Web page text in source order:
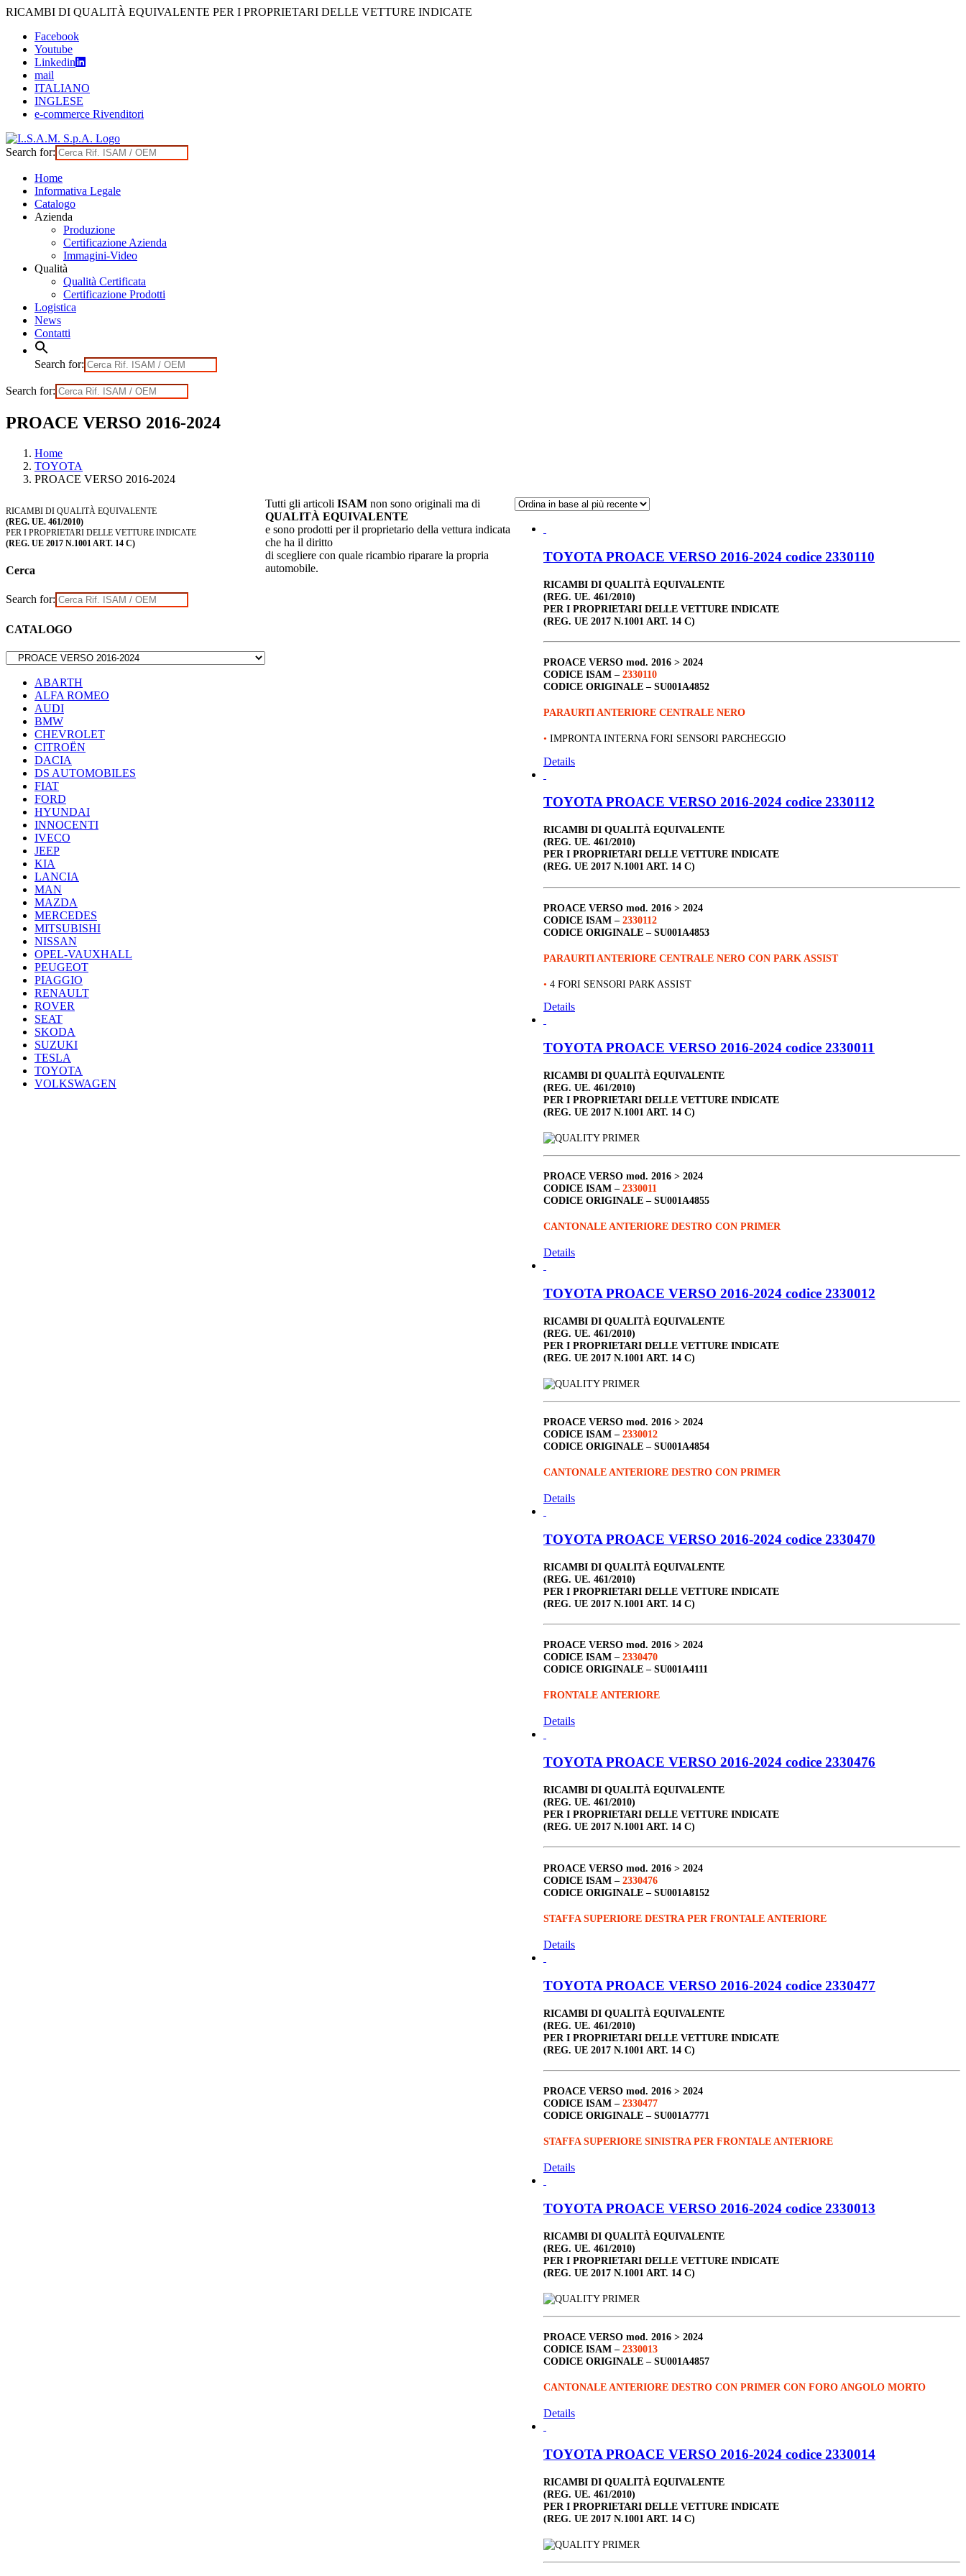
Skip
content
RICAMBI DI QUALITÀ EQUIVALENTE PER I PROPRIETARI DELLE VETTURE INDICATE
Facebook
Youtube
Linkedin
mail
ITALIANO
INGLESE
e-commerce Rivenditori
Search for:
Home
Informativa Legale
Catalogo
Azienda
Produzione
Certificazione Azienda
Immagini-Video
Qualità
Qualità Certificata
Certificazione Prodotti
Logistica
News
Contatti
Search for:
Search for:
PROACE VERSO 2016-2024
Home
TOYOTA
PROACE VERSO 2016-2024
TOYOTA PROACE VERSO 2016-2024 codice 2330110
RICAMBI DI QUALITÀ EQUIVALENTE
(REG. UE. 461/2010)
PER I PROPRIETARI DELLE VETTURE INDICATE
(REG. UE 2017 N.1001 ART. 14 C)
PROACE VERSO mod. 2016 > 2024
CODICE ISAM – 2330110
CODICE ORIGINALE – SU001A4852
PARAURTI ANTERIORE CENTRALE NERO
• IMPRONTA INTERNA FORI SENSORI PARCHEGGIO
Details
TOYOTA PROACE VERSO 2016-2024 codice 2330112
RICAMBI DI QUALITÀ EQUIVALENTE
(REG. UE. 461/2010)
PER I PROPRIETARI DELLE VETTURE INDICATE
(REG. UE 2017 N.1001 ART. 14 C)
PROACE VERSO mod. 2016 > 2024
CODICE ISAM – 2330112
CODICE ORIGINALE – SU001A4853
PARAURTI ANTERIORE CENTRALE NERO CON PARK ASSIST
• 4 FORI SENSORI PARK ASSIST
Details
TOYOTA PROACE VERSO 2016-2024 codice 2330011
RICAMBI DI QUALITÀ EQUIVALENTE
(REG. UE. 461/2010)
PER I PROPRIETARI DELLE VETTURE INDICATE
(REG. UE 2017 N.1001 ART. 14 C)
PROACE VERSO mod. 2016 > 2024
CODICE ISAM – 2330011
CODICE ORIGINALE – SU001A4855
CANTONALE ANTERIORE DESTRO CON PRIMER
Details
TOYOTA PROACE VERSO 2016-2024 codice 2330012
RICAMBI DI QUALITÀ EQUIVALENTE
(REG. UE. 461/2010)
PER I PROPRIETARI DELLE VETTURE INDICATE
(REG. UE 2017 N.1001 ART. 14 C)
PROACE VERSO mod. 2016 > 2024
CODICE ISAM – 2330012
CODICE ORIGINALE – SU001A4854
CANTONALE ANTERIORE DESTRO CON PRIMER
Details
TOYOTA PROACE VERSO 2016-2024 codice 2330470
RICAMBI DI QUALITÀ EQUIVALENTE
(REG. UE. 461/2010)
PER I PROPRIETARI DELLE VETTURE INDICATE
(REG. UE 2017 N.1001 ART. 14 C)
PROACE VERSO mod. 2016 > 2024
CODICE ISAM – 2330470
CODICE ORIGINALE – SU001A4111
FRONTALE ANTERIORE
Details
TOYOTA PROACE VERSO 2016-2024 codice 2330476
RICAMBI DI QUALITÀ EQUIVALENTE
(REG. UE. 461/2010)
PER I PROPRIETARI DELLE VETTURE INDICATE
(REG. UE 2017 N.1001 ART. 14 C)
PROACE VERSO mod. 2016 > 2024
CODICE ISAM – 2330476
CODICE ORIGINALE – SU001A8152
STAFFA SUPERIORE DESTRA PER FRONTALE ANTERIORE
Details
TOYOTA PROACE VERSO 2016-2024 codice 2330477
RICAMBI DI QUALITÀ EQUIVALENTE
(REG. UE. 461/2010)
PER I PROPRIETARI DELLE VETTURE INDICATE
(REG. UE 2017 N.1001 ART. 14 C)
PROACE VERSO mod. 2016 > 2024
CODICE ISAM – 2330477
CODICE ORIGINALE – SU001A7771
STAFFA SUPERIORE SINISTRA PER FRONTALE ANTERIORE
Details
TOYOTA PROACE VERSO 2016-2024 codice 2330013
RICAMBI DI QUALITÀ EQUIVALENTE
(REG. UE. 461/2010)
PER I PROPRIETARI DELLE VETTURE INDICATE
(REG. UE 2017 N.1001 ART. 14 C)
PROACE VERSO mod. 2016 > 2024
CODICE ISAM – 2330013
CODICE ORIGINALE – SU001A4857
CANTONALE ANTERIORE DESTRO CON PRIMER CON FORO ANGOLO MORTO
Details
TOYOTA PROACE VERSO 2016-2024 codice 2330014
RICAMBI DI QUALITÀ EQUIVALENTE
(REG. UE. 461/2010)
PER I PROPRIETARI DELLE VETTURE INDICATE
(REG. UE 2017 N.1001 ART. 14 C)
RICAMBI DI QUALITÀ EQUIVALENTE
(REG. UE. 461/2010)
PER I PROPRIETARI DELLE VETTURE INDICATE
(REG. UE 2017 N.1001 ART. 14 C)
Cerca
Search for:
CATALOGO
ABARTH
ALFA ROMEO
AUDI
BMW
CHEVROLET
CITROËN
DACIA
DS AUTOMOBILES
FIAT
FORD
HYUNDAI
INNOCENTI
IVECO
JEEP
KIA
LANCIA
MAN
MAZDA
MERCEDES
MITSUBISHI
NISSAN
OPEL-VAUXHALL
PEUGEOT
PIAGGIO
RENAULT
ROVER
SEAT
SKODA
SUZUKI
TESLA
TOYOTA
VOLKSWAGEN
Tutti gli articoli ISAM non sono originali ma di
QUALITÀ EQUIVALENTE
e sono prodotti per il proprietario della vettura indicata
che ha il diritto
di scegliere con quale ricambio riparare la propria
automobile.